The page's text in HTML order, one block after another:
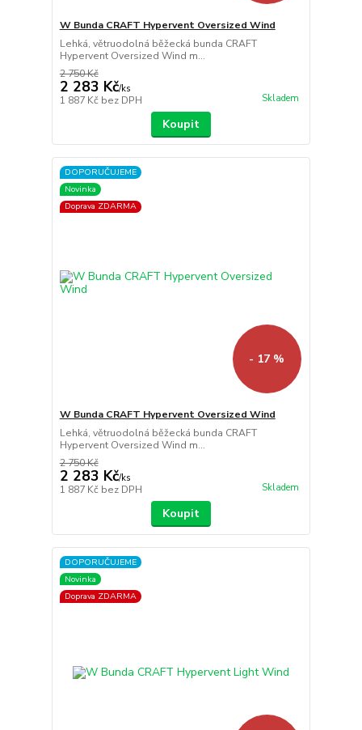
W Bunda CRAFT Hypervent Oversized Wind
Lehká, větruodolná běžecká bunda CRAFT
Hypervent Oversized Wind m...
2 750 Kč
2 283 Kč/ks
1 887 Kč bez DPH Skladem
Koupit
DOPORUČUJEME
Novinka
Doprava ZDARMA
- 17 %
W Bunda CRAFT Hypervent Oversized Wind
Lehká, větruodolná běžecká bunda CRAFT
Hypervent Oversized Wind m...
2 750 Kč
2 283 Kč/ks
1 887 Kč bez DPH Skladem
Koupit
DOPORUČUJEME
Novinka
Doprava ZDARMA